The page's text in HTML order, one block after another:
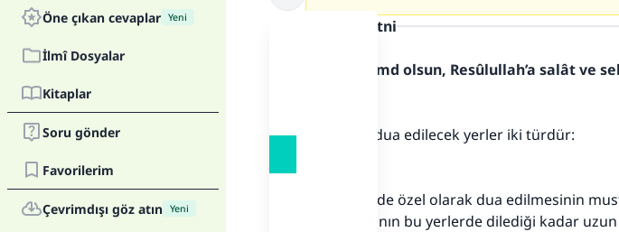
Öne çıkan cevaplar Yeni
İlmî Dosyalar
Kitaplar
Soru gönder
Favorilerim
Çevrimdışı göz atın Yeni
Cevap metni
Allah'a hamd olsun, Resûlullah’a salât ve
Namazda dua edilecek yerler iki türdür:
Bazı yerlerde özel olarak dua edilmesinin
namaz kılanın bu yerlerde dilediği kadar